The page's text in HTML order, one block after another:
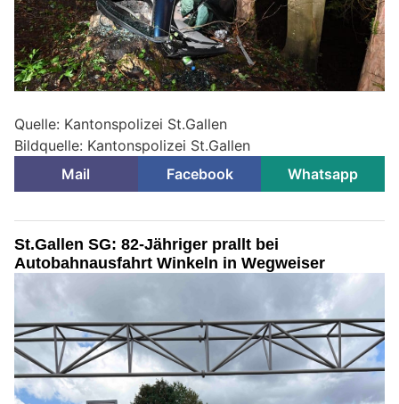
Quelle: Kantonspolizei St.Gallen
Bildquelle: Kantonspolizei St.Gallen
Mail
Facebook Whatsapp
St.Gallen SG: 82-Jähriger prallt bei
Autobahnausfahrt Winkeln in Wegweiser